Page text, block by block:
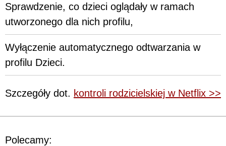
Sprawdzenie, co dzieci oglądały w ramach
utworzonego dla nich profilu,
Wyłączenie automatycznego odtwarzania w
profilu Dzieci.
Szczegóły dot. kontroli rodzicielskiej w Netflix >>
Polecamy: